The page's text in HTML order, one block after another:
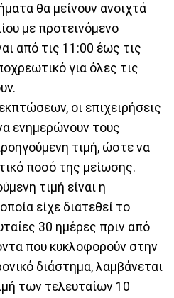
θα μείνουν ανοιχτά
με προτεινόμενο
από τις 11:00 έως τις
για όλες τις
οι επιχειρήσεις
ενημερώνουν τους
τιμή, ώστε να
ποσό της μείωσης.
τιμή είναι η
είχε διατεθεί το
30 ημέρες πριν από
που κυκλοφορούν στην
διάστημα, λαμβάνεται
των τελευταίων 10